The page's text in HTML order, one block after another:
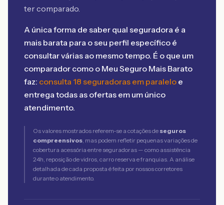
ter comparado.
A única forma de saber qual seguradora é a
mais barata para o seu perfil específico é
consultar várias ao mesmo tempo. É o que um
comparador como o Meu Seguro Mais Barato
faz: consulta 18 seguradoras em paralelo e
entrega todas as ofertas em um único
atendimento.
Os valores mostrados referem-se a cotações de seguros
compreensivos, mas podem refletir pequenas variações de
cobertura acessória entre seguradoras — como assistência
24h, reposição de vidros, carro reserva e franquias. A análise
detalhada de cada proposta é feita por nossos corretores
durante o atendimento.